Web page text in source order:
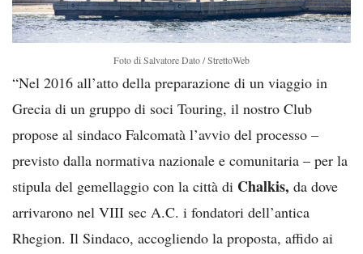
Foto di Salvatore Dato / StrettoWeb
“Nel 2016 all’atto della preparazione di un viaggio in
Grecia di un gruppo di soci Touring, il nostro Club
propose al sindaco Falcomatà l’avvio del processo –
previsto dalla normativa nazionale e comunitaria – per la
stipula del gemellaggio con la città di Chalkis, da dove
arrivarono nel VIII sec A.C. i fondatori dell’antica
Rhegion. Il Sindaco, accogliendo la proposta, affido ai